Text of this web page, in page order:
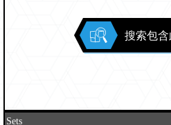
搜索包含
Sets